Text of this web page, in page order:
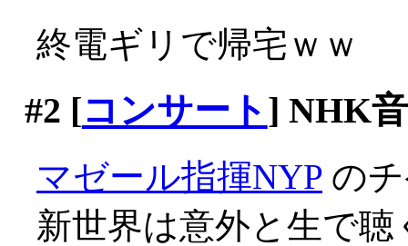
終電ギリで帰宅ｗｗ
#2 [コンサート ] NHK
マゼール指揮NYP の
新世界は意外と生で